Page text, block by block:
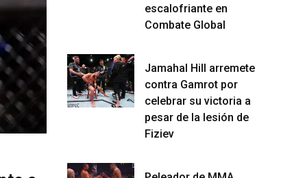
escalofriante en
Combate Global
Jamahal Hill arremete
contra Gamrot por
celebrar su victoria a
pesar de la lesión de
Fiziev